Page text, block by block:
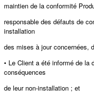
maintien de la conformité
responsable des défauts de
installation
des mises à jour concernées,
• Le Client a été informé de la
conséquences
de leur non-installation ; et